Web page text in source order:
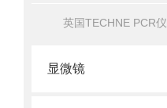
英国TECHNE PCR仪
显微镜